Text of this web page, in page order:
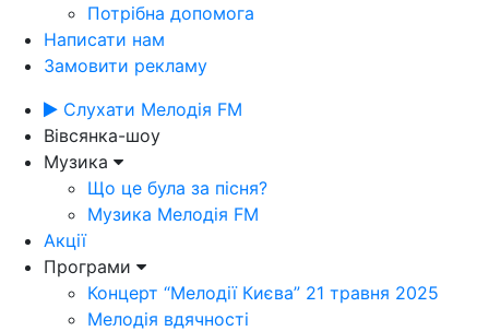
Потрібна допомога
Написати нам
Замовити рекламу
Слухати Мелодія FM
Вівсянка-шоу
Музика
Що це була за пісня?
Музика Мелодія FM
Акції
Програми
Концерт “Мелодії Києва” 21 травня 2025
Мелодія вдячності